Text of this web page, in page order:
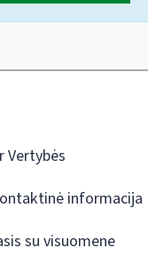
Vertybės
informacija
su visuomene